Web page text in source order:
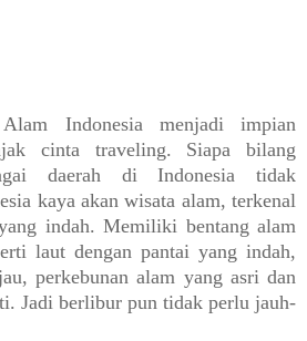
Indonesia menjadi impian
cinta traveling. Siapa bilang
daerah di Indonesia tidak
kaya akan wisata alam, terkenal
indah. Memiliki bentang alam
laut dengan pantai yang indah,
perkebunan alam yang asri dan
Jadi berlibur pun tidak perlu jauh-